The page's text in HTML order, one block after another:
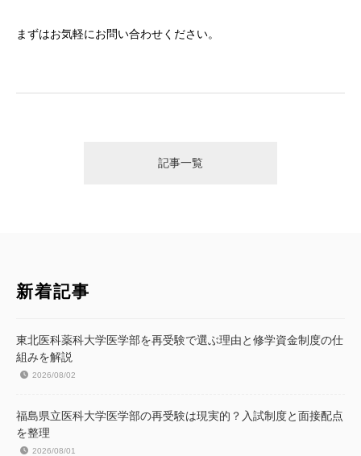
まずはお気軽にお問い合わせください。
記事一覧
新着記事
東北医科薬科大学医学部を再受験で選ぶ理由と修学資金制度の仕
組みを解説
2026/08/02
福島県立医科大学医学部の再受験は現実的？入試制度と面接配点
を整理
2026/08/01